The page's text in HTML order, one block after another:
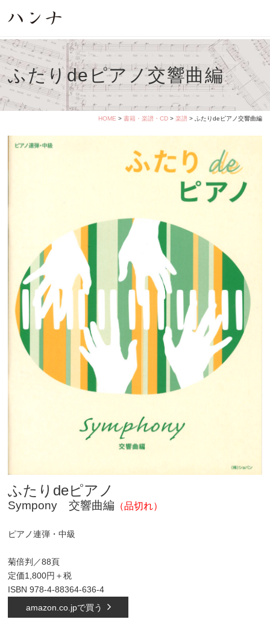
ふたりdeピアノ交響曲編
HOME > 書籍・楽譜・CD> 楽譜> ふたりdeピアノ交響曲編
ふたりdeピアノ
Sympony 交響曲編 （品切れ）
ピアノ連弾・中級
菊倍判／88頁
定価1,800円＋税
ISBN 978-4-88364-636-4
amazon.co.jpで買う